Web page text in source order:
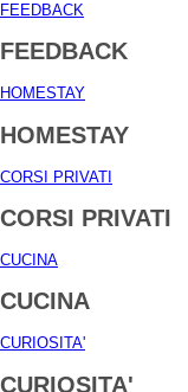
FEEDBACK
FEEDBACK
HOMESTAY
HOMESTAY
CORSI PRIVATI
CORSI PRIVATI
CUCINA
CUCINA
CURIOSITA'
CURIOSITA'